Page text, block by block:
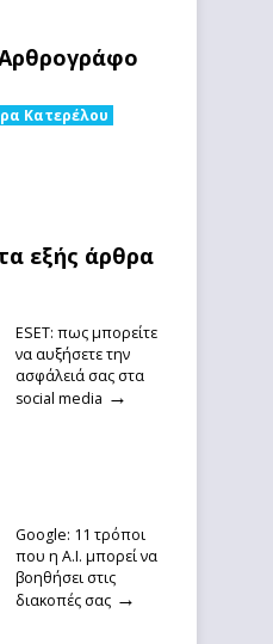
Κατερέλου
εξής άρθρα
ESET: πως μπορείτε
να αυξήσετε την
ασφάλειά σας στα
social media →
Google: 11 τρόποι
που η A.I. μπορεί να
βοηθήσει στις
διακοπές σας →